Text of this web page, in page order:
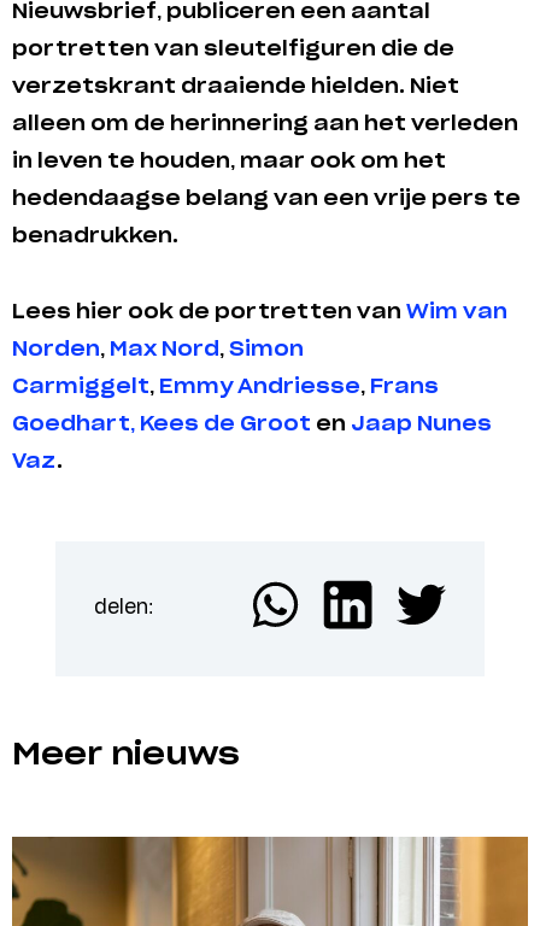
Nieuwsbrief, publiceren een aantal
portretten van sleutelfiguren die de
verzetskrant draaiende hielden. Niet
alleen om de herinnering aan het verleden
in leven te houden, maar ook om het
hedendaagse belang van een vrije pers te
benadrukken.
Lees hier ook de portretten van Wim van
Norden, Max Nord , Simon
Carmiggelt, Emmy Andriesse, Frans
Goedhart, Kees de Groot en Jaap Nunes
Vaz.
delen:
Meer nieuws